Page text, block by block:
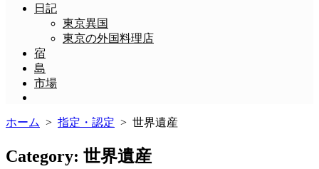
日記
東京異国
東京の外国料理店
宿
島
市場
ュ
閉
ホーム > 指定・認定 > 世界遺産
Category: 世界遺産